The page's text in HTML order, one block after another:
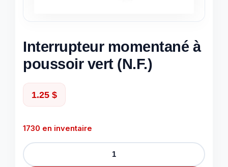
Interrupteur momentané à
poussoir vert (N.F.)
1.25 $
1730 en inventaire
quantité
de